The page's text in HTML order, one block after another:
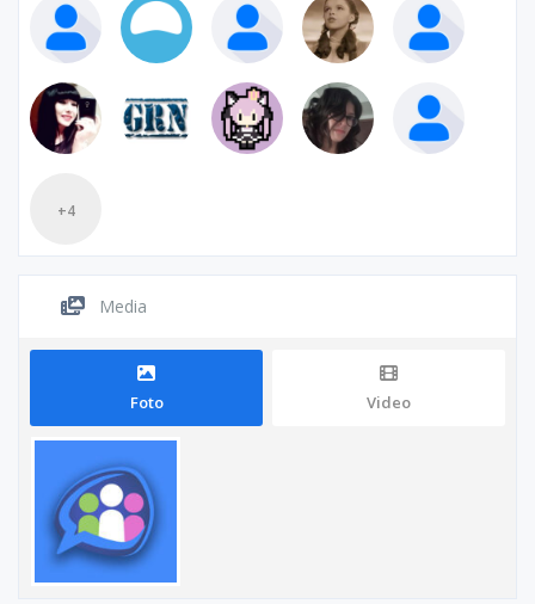
+4
Media
Foto Video